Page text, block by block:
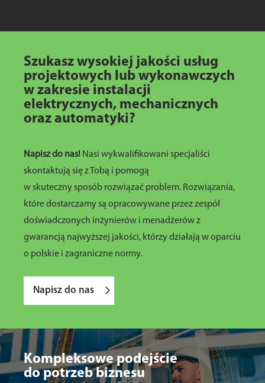
Szukasz wysokiej jakości usług
projektowych lub wykonawczych
w zakresie instalacji
elektrycznych, mechanicznych
oraz automatyki?
Napisz do nas! Nasi wykwalifikowani specjaliści
skontaktują się z Tobą i pomogą
w skuteczny sposób rozwiązać problem. Rozwiązania,
które dostarczamy są opracowywane przez zespół
doświadczonych inżynierów i menadżerów z
gwarancją najwyższej jakości, którzy działają w oparciu
o polskie i zagraniczne normy.
Napisz do nas
Kompleksowe podejście
do potrzeb biznesu